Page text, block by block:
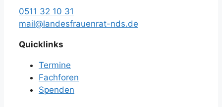
0511 32 10 31
mail@landesfrauenrat-nds.de
Quicklinks
Termine
Fachforen
Spenden